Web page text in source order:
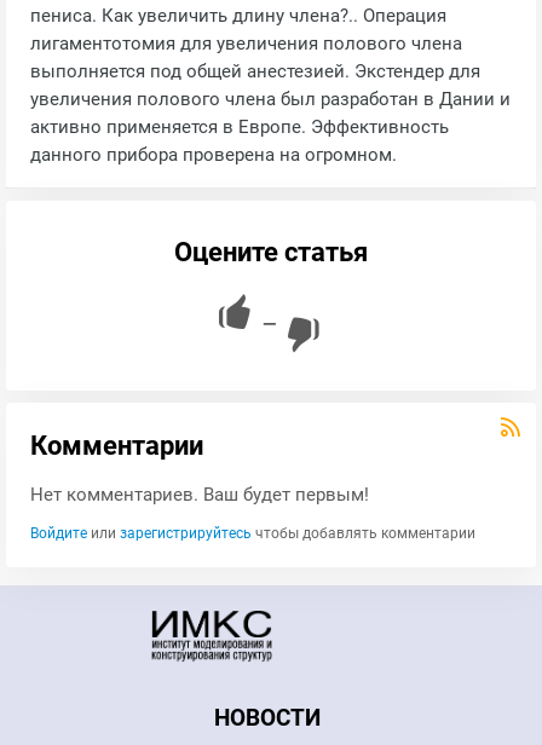
пениса. Как увеличить длину члена?.. Операция
лигаментотомия для увеличения полового члена
выполняется под общей анестезией. Экстендер для
увеличения полового члена был разработан в Дании и
активно применяется в Европе. Эффективность
данного прибора проверена на огромном.
Оцените статья
—
Комментарии
Нет комментариев. Ваш будет первым!
Войдите или зарегистрируйтесь чтобы добавлять комментарии
НОВОСТИ